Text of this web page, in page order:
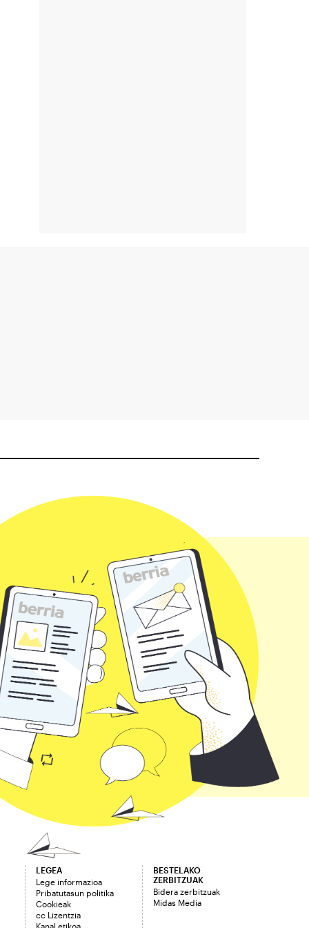
LEGEA
Lege informazioa
Pribatutasun politika
Cookieak
cc Lizentzia
Kanal etikoa
BESTELAKO
ZERBITZUAK
Bidera zerbitzuak
Midas Media